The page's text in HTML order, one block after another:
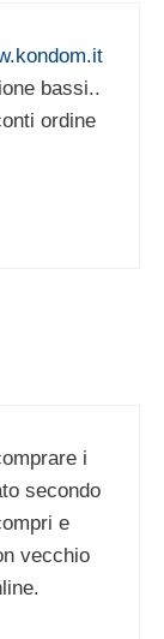
bassi..
ordine
i
secondo
e
vecchio